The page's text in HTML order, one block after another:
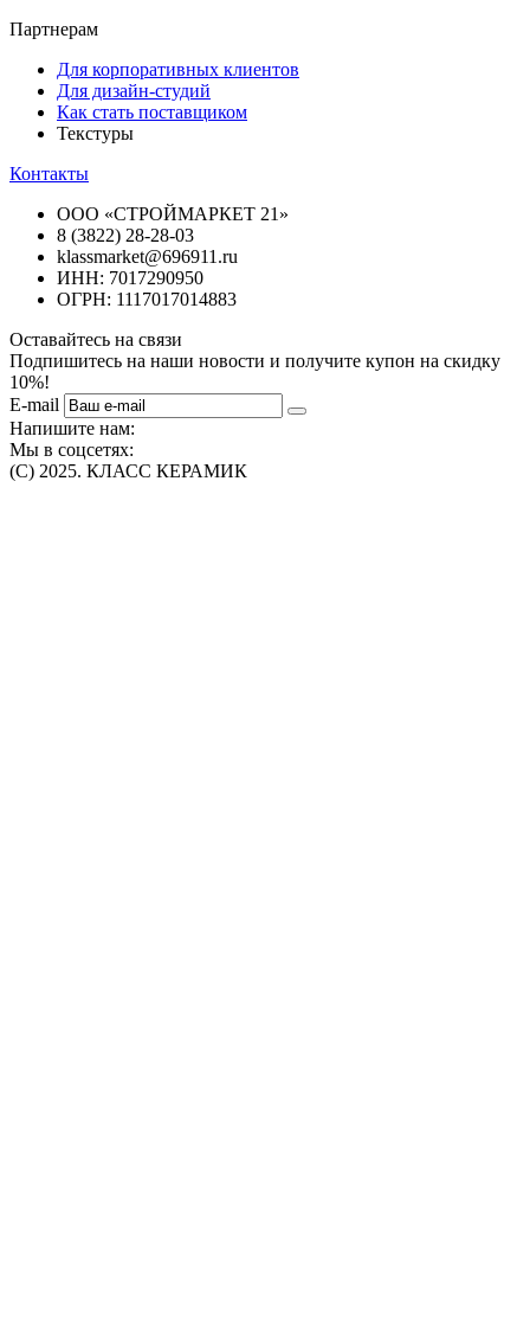
Партнерам
Для корпоративных клиентов
Для дизайн-студий
Как стать поставщиком
Текстуры
Контакты
ООО «СТРОЙМАРКЕТ 21»
8 (3822) 28-28-03
klassmarket@696911.ru
ИНН: 7017290950
ОГРН: 1117017014883
Оставайтесь на связи
Подпишитесь на наши новости и получите купон на скидку
10%!
E-mail
Напишите нам:
Мы в соцсетях:
(C) 2025. КЛАСС КЕРАМИК